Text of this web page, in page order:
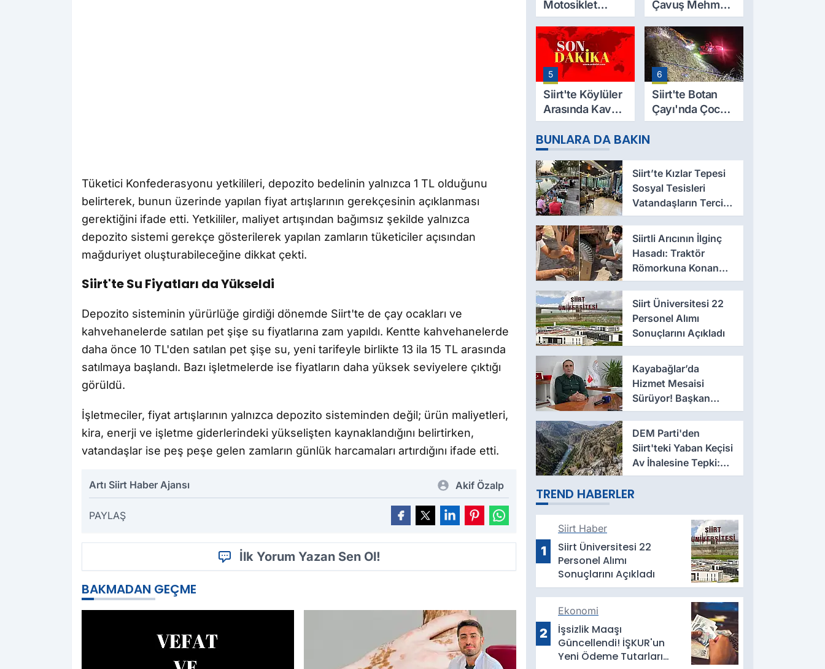
Tüketici Konfederasyonu yetkilileri, depozito bedelinin yalnızca 1 TL olduğunu
belirterek, bunun üzerinde yapılan fiyat artışlarının gerekçesinin açıklanması
gerektiğini ifade etti. Yetkililer, maliyet artışından bağımsız şekilde yalnızca
depozito sistemi gerekçe gösterilerek yapılan zamların tüketiciler açısından
mağduriyet oluşturabileceğine dikkat çekti.
Siirt'te Su Fiyatları da Yükseldi
Depozito sisteminin yürürlüğe girdiği dönemde Siirt'te de çay ocakları ve
kahvehanelerde satılan pet şişe su fiyatlarına zam yapıldı. Kentte kahvehanelerde
daha önce 10 TL'den satılan pet şişe su, yeni tarifeyle birlikte 13 ila 15 TL arasında
satılmaya başlandı. Bazı işletmelerde ise fiyatların daha yüksek seviyelere çıktığı
görüldü.
İşletmeciler, fiyat artışlarının yalnızca depozito sisteminden değil; ürün maliyetleri,
kira, enerji ve işletme giderlerindeki yükselişten kaynaklandığını belirtirken,
vatandaşlar ise peş peşe gelen zamların günlük harcamaları artırdığını ifade etti.
Artı Siirt Haber Ajansı Akif Özalp
PAYLAŞ
İlk Yorum Yazan Sen Ol!
BAKMADAN GEÇME
Motosiklet
Kazası Can Aldı:
39 Yaşındaki
Mesut Yıldız
Hayatını
Kaybetti
Çavuş Mehmet
Salih Sarıyer,
Evinde Ölü
Bulundu
5
Siirt'te Köylüler
Arasında Kavga:
2 Yaralı, Birinin
Durumu Ağır
6
Siirt'te Botan
Çayı'nda Çocuk
Cesedi Bulundu
BUNLARA DA BAKIN
Siirt’te Kızlar Tepesi
Sosyal Tesisleri
Vatandaşların Tercih
Noktası Oluyor
Siirtli Arıcının İlginç
Hasadı: Traktör
Römorkuna Konan
Oğul Arıları Ellerine
Aldı
Siirt Üniversitesi 22
Personel Alımı
Sonuçlarını Açıkladı
Kayabağlar’da
Hizmet Mesaisi
Sürüyor! Başkan
Hasan Nas Yeni
Çalışmaları Anlattı
DEM Parti'den
Siirt'teki Yaban Keçisi
Av İhalesine Tepki:
Doğa Satılık Değildir
TREND HABERLER
1
Siirt Haber
Siirt Üniversitesi 22
Personel Alımı
Sonuçlarını Açıkladı
2
Ekonomi
İşsizlik Maaşı
Güncellendi! İŞKUR'un
Yeni Ödeme Tutarları